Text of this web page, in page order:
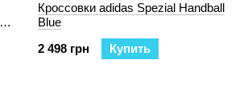
Кроссовки adidas Spezial Handball
Blue
2 498 грн
Купить